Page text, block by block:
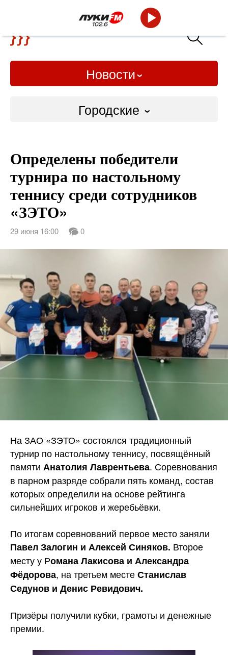
Новости
Городские
Слово Дело
Народные
Определены победители
турнира по настольному
теннису среди сотрудников
«ЗЭТО»
29 июня 16:00 0
На ЗАО «ЗЭТО» состоялся традиционный
турнир по настольному теннису, посвящённый
памяти Анатолия Лаврентьева. Соревнования
в парном разряде собрали пять команд, состав
которых определили на основе рейтинга
сильнейших игроков и жеребьёвки.
По итогам соревнований первое местозаняли
Павел Залогин и Алексей Синяков. Второе
месту у Романа Лакисова и Александра
Фёдорова, на третьем местеСтанислав
Седунов и Денис Ревидович.
Призёры получили кубки, грамоты и денежные
премии.